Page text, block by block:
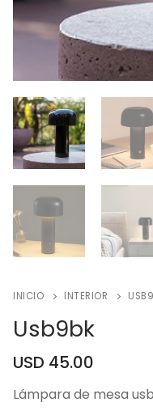
INICIO INTERIOR
Usb9bk
USD 45.00
Lámpara de mesa